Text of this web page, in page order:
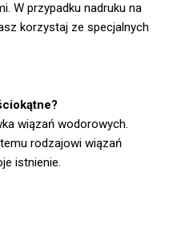
W przypadku nadruku na
korzystaj ze specjalnych
wiązań wodorowych.
rodzajowi wiązań
istnienie.